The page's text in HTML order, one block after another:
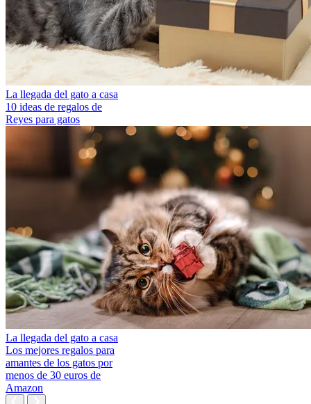
La llegada del gato a casa
10 ideas de regalos de
Reyes para gatos
La llegada del gato a casa
Los mejores regalos para
amantes de los gatos por
menos de 30 euros de
Amazon